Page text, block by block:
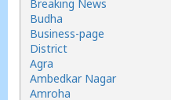
Breaking News
Budha
Business-page
District
Agra
Ambedkar Nagar
Amroha